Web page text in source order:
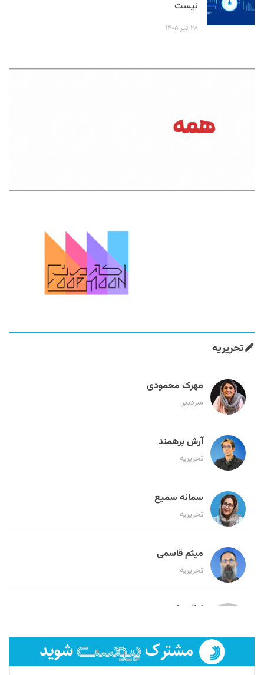
نیست
۲۸ تیر ۱۴۰۵
تحریریه
مهرک محمودی
سردبیر
آرش برهمند
تحریریه
سمانه سمیع
تحریریه
میثم قاسمی
تحریریه
لیلا حنارود
فائزه فتحی رستمی